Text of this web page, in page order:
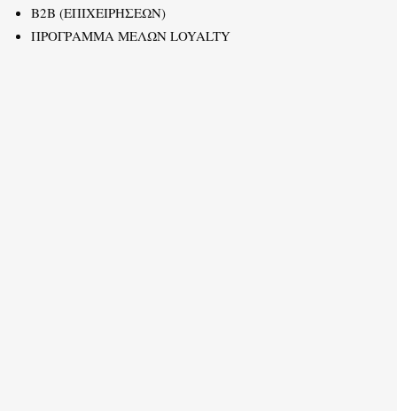
B2B (ΕΠΙΧΕΙΡΗΣΕΩΝ)
ΠΡΟΓΡΑΜΜΑ ΜΕΛΩΝ LOYALTY